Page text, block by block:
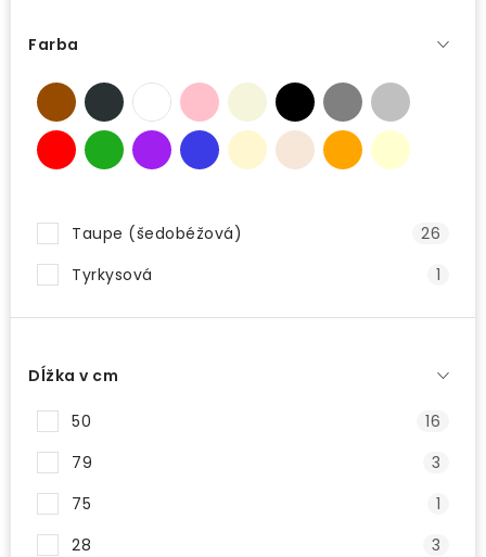
Farba
Taupe (šedobéžová)
26
Tyrkysová
1
Dĺžka v cm
50
16
79
3
75
1
28
3